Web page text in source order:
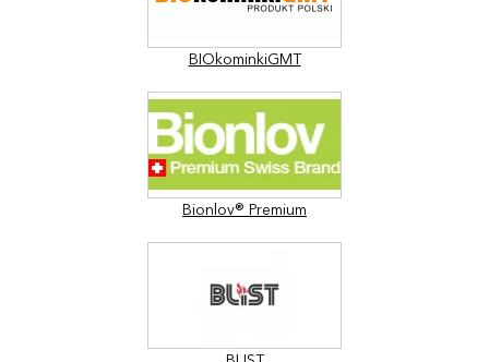
BIOkominkiGMT
Bionlov® Premium